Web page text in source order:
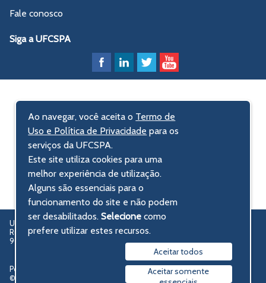
Fale conosco
Siga a UFCSPA
UFCSPA – Universidade Federal de Ciências da Saúde de Porto Alegre
Rua Sarmento Leite, 245 - Centro Histórico
90050-170 Porto Alegre, RS, Brasil
Política de privacidade
© 2009-2026 UFCSPA
Ao navegar, você aceita o Termo de
Uso e Política de Privacidade para os
serviços da UFCSPA.
Este site utiliza cookies para uma
melhor experiência de utilização.
Alguns são essenciais para o
funcionamento do site e não podem
ser desabilitados.Selecionecomo
prefere utilizar estes recursos.
Aceitar todos
Aceitar somente